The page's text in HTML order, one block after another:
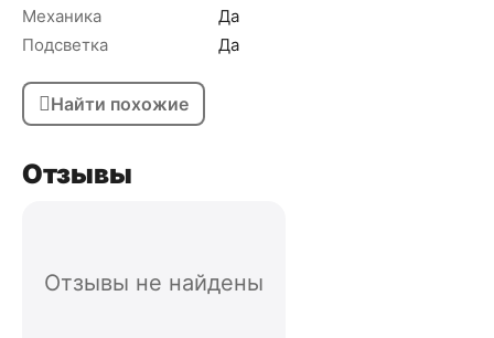
Механика
Да
Подсветка
Да
Найти похожие
Отзывы
Отзывы не найдены